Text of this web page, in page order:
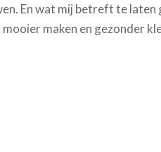
En wat mij betreft te
maken en gezonder